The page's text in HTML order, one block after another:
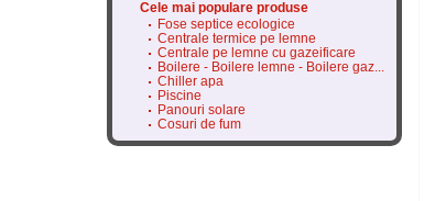
Cele mai populare produse
Fose septice ecologice
Centrale termice pe lemne
Centrale pe lemne cu gazeificare
Boilere - Boilere lemne - Boilere gaz...
Chiller apa
Piscine
Panouri solare
Cosuri de fum